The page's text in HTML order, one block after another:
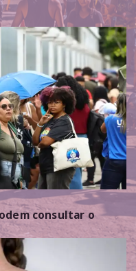
consultar o